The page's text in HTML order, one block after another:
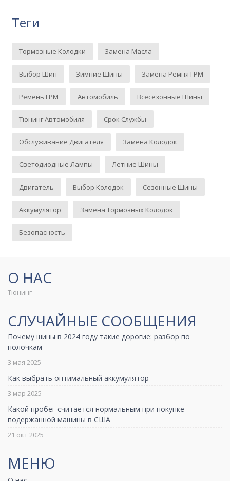
Теги
Тормозные Колодки Замена Масла
Выбор Шин Зимние Шины Замена Ремня ГРМ
Ремень ГРМ Автомобиль Всесезонные Шины
Тюнинг Автомобиля Срок Службы
Обслуживание Двигателя Замена Колодок
Светодиодные Лампы Летние Шины
Двигатель Выбор Колодок Сезонные Шины
Аккумулятор Замена Тормозных Колодок
Безопасность
О НАС
Тюнинг
СЛУЧАЙНЫЕ СООБЩЕНИЯ
Почему шины в 2024 году такие дорогие: разбор по
полочкам
3 мая 2025
Как выбрать оптимальный аккумулятор
3 мар 2025
Какой пробег считается нормальным при покупке
подержанной машины в США
21 окт 2025
МЕНЮ